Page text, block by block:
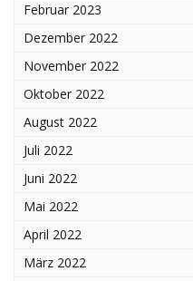
Februar 2023
Dezember 2022
November 2022
Oktober 2022
August 2022
Juli 2022
Juni 2022
Mai 2022
April 2022
März 2022